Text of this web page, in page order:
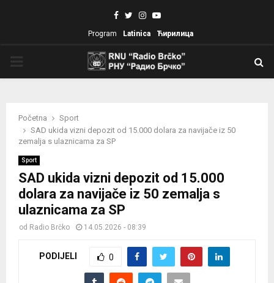
Facebook
TwitterInstagram
Youtube
Program Latinica Ћирилица
Početna
Sport
SAD ukida vizni depozit od 15.000 dolara za navijače iz 50
zemalja s ulaznicama za SP
Sport
SAD ukida vizni depozit od 15.000
dolara za navijače iz 50 zemalja s
ulaznicama za SP
od Radio Brčko 14.05.2026 - 08:39
PODIJELI 0